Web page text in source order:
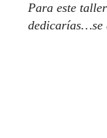
Para este
dedicarías…se